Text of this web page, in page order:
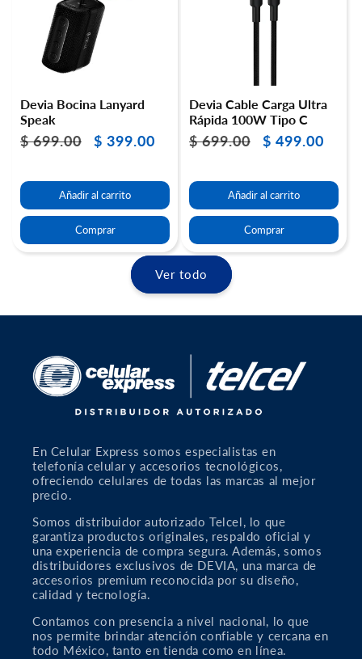
Devia Bocina Lanyard
Speak
Precio
$ 699.00
Precio
oferta
$ 399.00
Añadir al carrito
Comprar
Devia Cable Carga Ultra
Rápida 100W Tipo C
Precio
$ 699.00
Precio
oferta
$ 499.00
Añadir al carrito
Comprar
Ver todo
En Celular Express somos especialistas en
telefonía celular y accesorios tecnológicos,
ofreciendo celulares de todas las marcas al mejor
precio.
Somos distribuidor autorizado Telcel, lo que
garantiza productos originales, respaldo oficial y
una experiencia de compra segura. Además, somos
distribuidores exclusivos de DEVIA, una marca de
accesorios premium reconocida por su diseño,
calidad y tecnología.
Contamos con presencia a nivel nacional, lo que
nos permite brindar atención confiable y cercana en
todo México, tanto en tienda como en línea.